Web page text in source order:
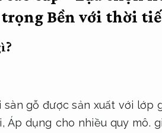
trọng Bền với thời
sàn gỗ được sản xuất với lớp
Áp dụng cho nhiều quy mô.